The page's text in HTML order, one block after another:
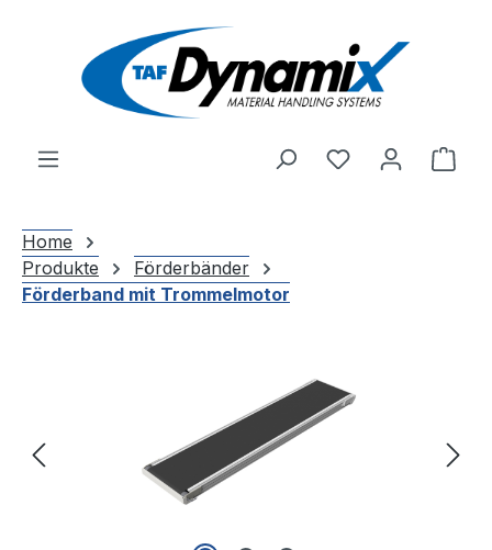
Zum Hauptinhalt springen
Du hast 0
Home
Produkte
Förderbänder
Förderband mit Trommelmotor